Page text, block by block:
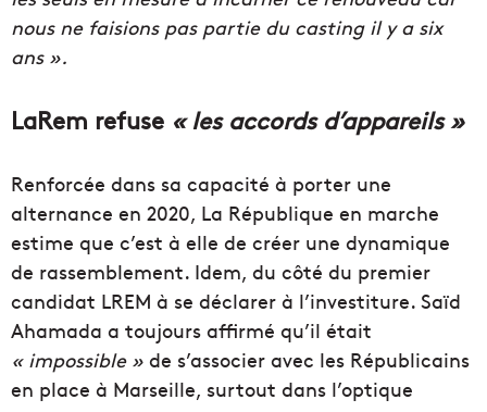
nous ne faisions pas partie du casting il y a six
ans ».
LaRem refuse « les accords d’appareils »
Renforcée dans sa capacité à porter une
alternance en 2020, La République en marche
estime que c’est à elle de créer une dynamique
de rassemblement. Idem, du côté du premier
candidat LREM à se déclarer à l’investiture. Saïd
Ahamada a toujours affirmé qu’il était
« impossible » de s’associer avec les Républicains
en place à Marseille, surtout dans l’optique